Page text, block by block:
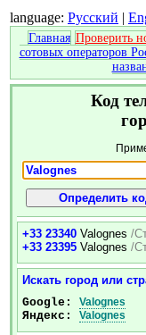
language: Русский |
Главная Проверить
сотовых операторов
Код
+33 23340 Valognes /
+33 23395 Valognes /
Искать город или
Google: Valognes
Яндекс: Valognes